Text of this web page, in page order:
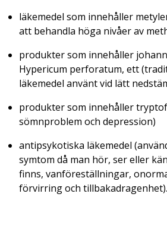
läkemedel som innehåller
att behandla höga nivåer av
produkter som innehåller
Hypericum perforatum, ett
läkemedel använt vid lätt
produkter som innehåller
sömnproblem och depression)
antipsykotiska läkemedel
symtom då man hör, ser eller
finns, vanföreställningar,
förvirring och tillbakadragenhet).